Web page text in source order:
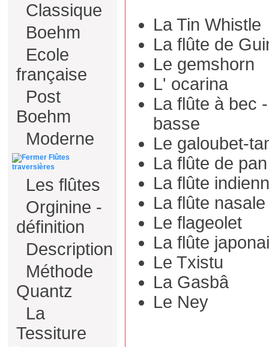
Classique
Boehm
Ecole
française
Post
Boehm
Moderne
Flûtes
traversières
Les flûtes
Orginine -
définition
Description
Méthode
Quantz
La
Tessiture
La Tin Whistle
La flûte de
Le gemshorn
L' ocarina
La flûte à bec
basse
Le galoubet-
La flûte de pan
La flûte
La flûte nasale
Le flageolet
La flûte
Le Txistu
La Gasbâ
Le Ney